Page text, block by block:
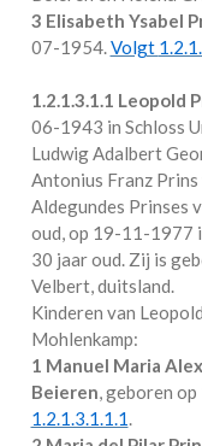
3 Elisabeth Ysabel
07-1954.Volgt
1.2.1.3.1.1 Leopold
06-1943 in Schloss
Ludwig Adalbert
Antonius Franz Prins
Aldegundes Prinses
oud, op 19-11-1977
30 jaar oud. Zij is
Velbert, duitsland.
Kinderen van
Mohlenkamp:
1 Manuel Maria
Beieren, geboren
1.2.1.3.1.1.1.